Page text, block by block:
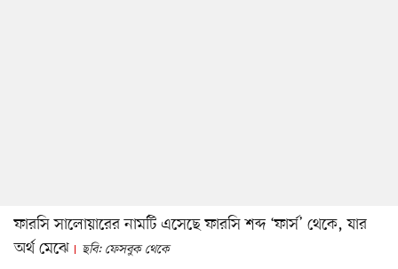
ফারসি সালোয়ারের নামটি এসেছে ফারসি শব্দ ‘ফার্স’ থেকে, যার
অর্থ মেঝে
ছবি: ফেসবুক থেকে